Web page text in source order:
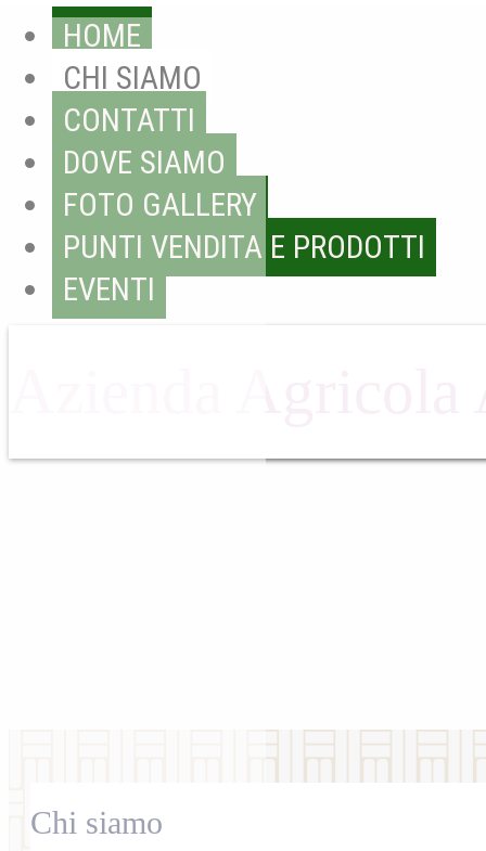
HOME
CHI SIAMO
CONTATTI
DOVE SIAMO
FOTO GALLERY
PUNTI VENDITA E PRODOTTI
EVENTI
Chi siamo